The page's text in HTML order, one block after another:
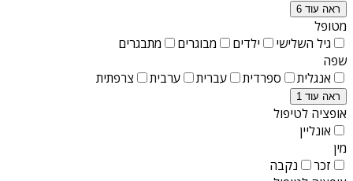
ראה עוד 6
מטופל
גיל השלישי
ילדים מבוגרים
מתבגרים
שפה
אנגלית
ספרדית עברית ערבית צרפתית
ראה עוד 1
אופציה לטיפול
אונליין
מין
זכר
נקבה